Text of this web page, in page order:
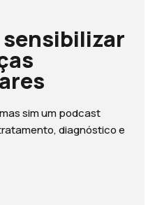
sensibilizar
sim um podcast
diagnóstico e